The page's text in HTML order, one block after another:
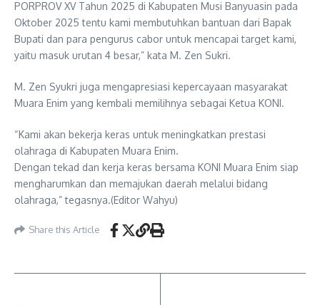
PORPROV XV Tahun 2025 di Kabupaten Musi Banyuasin pada
Oktober 2025 tentu kami membutuhkan bantuan dari Bapak
Bupati dan para pengurus cabor untuk mencapai target kami,
yaitu masuk urutan 4 besar,” kata M. Zen Sukri.
M. Zen Syukri juga mengapresiasi kepercayaan masyarakat
Muara Enim yang kembali memilihnya sebagai Ketua KONI.
“Kami akan bekerja keras untuk meningkatkan prestasi
olahraga di Kabupaten Muara Enim.
Dengan tekad dan kerja keras bersama KONI Muara Enim siap
mengharumkan dan memajukan daerah melalui bidang
olahraga,” tegasnya.(Editor Wahyu)
Share this Article